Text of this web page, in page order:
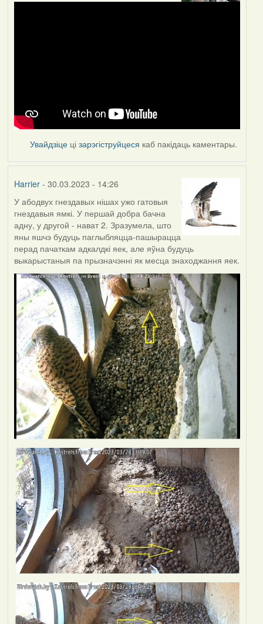
Увайдзіце цізарэгіструйцеся каб пакідаць каментары.
Harrier- 30.03.2023 - 14:26
У абодвух гнездавых нішах ужо гатовыя
гнездавыя ямкі. У першай добра бачна
адну, у другой - нават 2. Зразумела, што
яны яшчэ будуць паглыбляцца-пашырацца
перад пачаткам адкалдкі яек, але яўна будуць
выкарыстаныя па прызначэнні як месца знаходжання яек.